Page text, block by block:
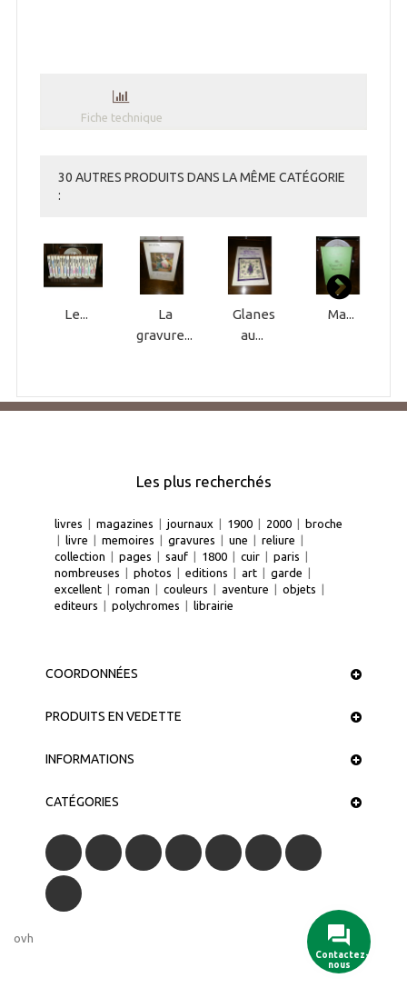
Fiche technique
30 AUTRES PRODUITS DANS LA MÊME CATÉGORIE
:
Le...
La
gravure...
Glanes
au...
Ma...
Les plus recherchés
livres | magazines | journaux | 1900 | 2000 | broche
| livre | memoires | gravures | une | reliure |
collection | pages | sauf | 1800 | cuir | paris |
nombreuses | photos | editions | art | garde |
excellent | roman | couleurs | aventure | objets |
editeurs | polychromes | librairie
COORDONNÉES
PRODUITS EN VEDETTE
INFORMATIONS
CATÉGORIES
Contactez-
nous
ovh